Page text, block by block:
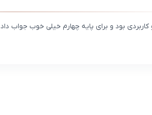
بود و برای پایه چهارم خیلی خوب جواب داد